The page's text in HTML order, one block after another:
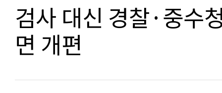
검사 대신 경찰·중수
면 개편